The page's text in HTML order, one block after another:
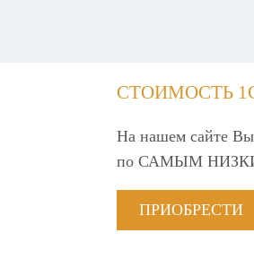
СТОИМОСТЬ
На нашем сайте Вы
по САМЫМ
ПРИОБРЕСТИ